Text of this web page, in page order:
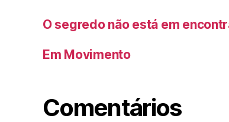
O segredo não está em
Em Movimento
Comentários